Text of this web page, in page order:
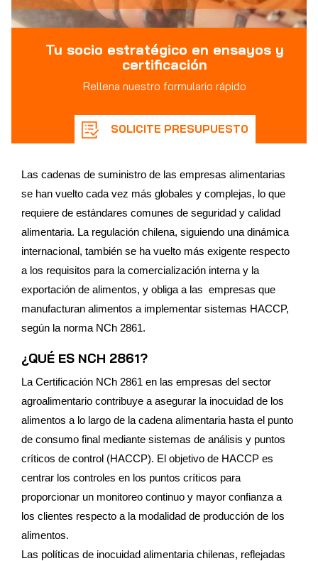
Tu socio estratégico en ensayos y
certificación
Rellena nuestro formulario rápido
SOLICITE PRESUPUESTO
Las cadenas de suministro de las empresas alimentarias
se han vuelto cada vez más globales y complejas, lo que
requiere de estándares comunes de seguridad y calidad
alimentaria. La regulación chilena, siguiendo una dinámica
internacional, también se ha vuelto más exigente respecto
a los requisitos para la comercialización interna y la
exportación de alimentos, y obliga a las empresas que
manufacturan alimentos a implementar sistemas HACCP,
según la norma NCh 2861.
¿QUÉ ES NCH 2861?
La Certificación NCh 2861 en las empresas del sector
agroalimentario contribuye a asegurar la inocuidad de los
alimentos a lo largo de la cadena alimentaria hasta el punto
de consumo final mediante sistemas de análisis y puntos
críticos de control (HACCP). El objetivo de HACCP es
centrar los controles en los puntos críticos para
proporcionar un monitoreo continuo y mayor confianza a
los clientes respecto a la modalidad de producción de los
alimentos.
Las políticas de inocuidad alimentaria chilenas, reflejadas